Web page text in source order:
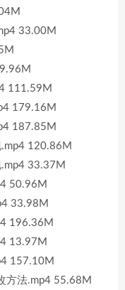
33.00M
111.59M
179.16M
187.85M
120.86M
33.37M
50.96M
33.98M
196.36M
13.97M
157.10M
方法.mp4 55.68M